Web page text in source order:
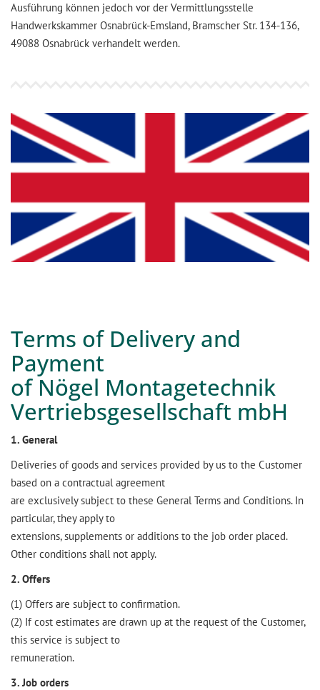
Ausführung können jedoch vor der Vermittlungsstelle
Handwerkskammer Osnabrück-Emsland, Bramscher Str. 134-136,
49088 Osnabrück verhandelt werden.
Terms of Delivery and
Payment
of Nögel Montagetechnik
Vertriebsgesellschaft mbH
1. General
Deliveries of goods and services provided by us to the Customer
based on a contractual agreement
are exclusively subject to these General Terms and Conditions. In
particular, they apply to
extensions, supplements or additions to the job order placed.
Other conditions shall not apply.
2. Offers
(1) Offers are subject to confirmation.
(2) If cost estimates are drawn up at the request of the Customer,
this service is subject to
remuneration.
3. Job orders